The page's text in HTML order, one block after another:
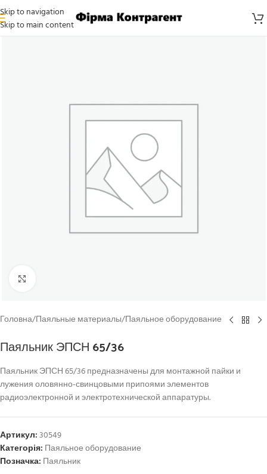
Skip to navigation
Skip to main content
Головна/Паяльные материалы/Паяльное оборудование
Паяльник ЭПСН 65/36
Паяльник ЭПСН 65/36 предназначены для монтажной пайки и
лужения оловянно-свинцовыми припоями элементов
радиоэлектронной и электротехнической аппаратуры.
Артикул:30549
Категорія: Паяльное оборудование
Позначка: Паяльник